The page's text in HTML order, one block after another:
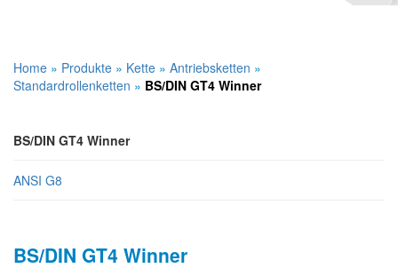
Home » Produkte » Kette » Antriebsketten »
Standardrollenketten » BS/DIN GT4 Winner
BS/DIN GT4 Winner
ANSI G8
BS/DIN GT4 Winner